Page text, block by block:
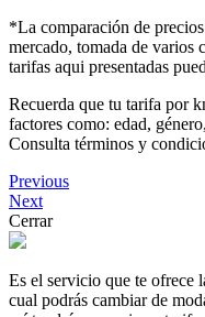
*La comparación de
mercado, tomada de varios
tarifas aqui presentadas
Recuerda que tu tarifa por
factores como: edad,
Consulta términos y
Previous
Next
Cerrar
Es el servicio que te ofrece
cual podrás cambiar de